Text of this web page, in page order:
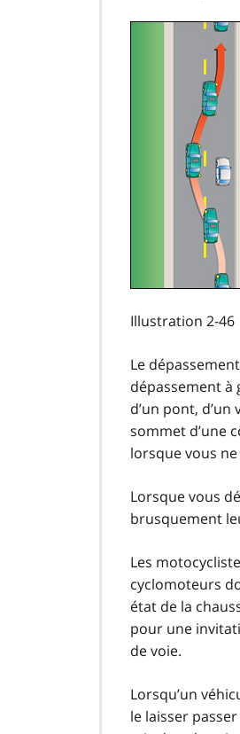
Illustration 2-46
Le
dépassement à
d’un pont,
sommet d’une
lorsque vous
Lorsque vous
brusquement
Les
cyclomoteurs
état de la
pour une
de voie.
Lorsqu’un
le laisser